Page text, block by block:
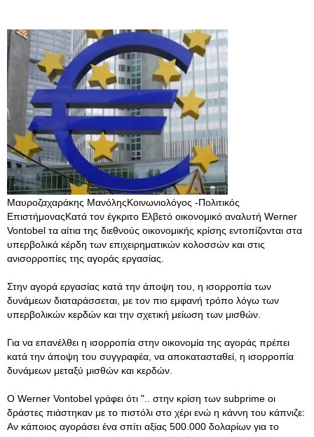
Μαυροζαχαράκης ΜανόληςΚοινωνιολόγος -Πολιτικός
ΕπιστήμοναςΚατά τον έγκριτο Ελβετό οικονομικό αναλυτή Werner
Vontobel τα αίτια της διεθνούς οικονομικής κρίσης εντοπίζονται στα
υπερβολικά κέρδη των επιχειρηματικών κολοσσών και στις
ανισορροπίες της αγοράς εργασίας.
Στην αγορά εργασίας κατά την άποψη του, η ισορροπία των
δυνάμεων διαταράσσεται, με τον πιο εμφανή τρόπο λόγω των
υπερβολικών κερδών και την σχετική μείωση των μισθών.
Για να επανέλθει η ισορροπία στην οικονομία της αγοράς πρέπει
κατά την άποψη του συγγραφέα, να αποκατασταθεί, η ισορροπία
δυνάμεων μεταξύ μισθών και κερδών.
Ο Werner Vontobel γράφει ότι ".. στην κρίση των subprime οι
δράστες πιάστηκαν με το πιστόλι στο χέρι ενώ η κάννη του κάπνιζε:
Αν κάποιος αγοράσει ένα σπίτι αξίας 500.000 δολαρίων για το